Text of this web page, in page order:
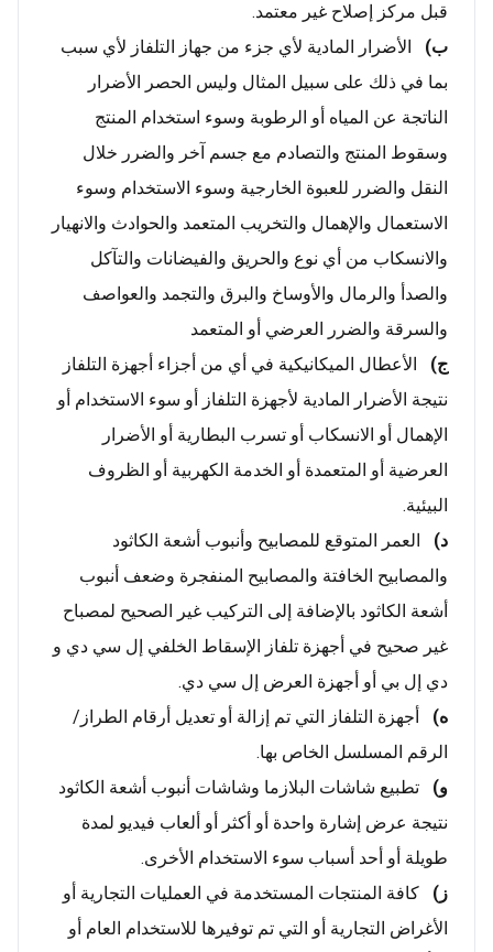
قبل مركز إصلاح غير معتمد.
ب)
الأضرار المادية لأي جزء من جهاز التلفاز لأي سبب
بما في ذلك على سبيل المثال وليس الحصر الأضرار
الناتجة عن المياه أو الرطوبة وسوء استخدام المنتج
وسقوط المنتج والتصادم مع جسم آخر والضرر خلال
النقل والضرر للعبوة الخارجية وسوء الاستخدام وسوء
الاستعمال والإهمال والتخريب المتعمد والحوادث والانهيار
والانسكاب من أي نوع والحريق والفيضانات والتآكل
والصدأ والرمال والأوساخ والبرق والتجمد والعواصف
والسرقة والضرر العرضي أو المتعمد
ج)
الأعطال الميكانيكية في أي من أجزاء أجهزة التلفاز
نتيجة الأضرار المادية لأجهزة التلفاز أو سوء الاستخدام أو
الإهمال أو الانسكاب أو تسرب البطارية أو الأضرار
العرضية أو المتعمدة أو الخدمة الكهربية أو الظروف
البيئية.
د)
العمر المتوقع للمصابيح وأنبوب أشعة الكاثود
والمصابيح الخافتة والمصابيح المنفجرة وضعف أنبوب
أشعة الكاثود بالإضافة إلى التركيب غير الصحيح لمصباح
غير صحيح في أجهزة تلفاز الإسقاط الخلفي إل سي دي و
دي إل بي أو أجهزة العرض إل سي دي.
ه)
أجهزة التلفاز التي تم إزالة أو تعديل أرقام الطراز/
الرقم المسلسل الخاص بها.
و)
تطبيع شاشات البلازما وشاشات أنبوب أشعة الكاثود
نتيجة عرض إشارة واحدة أو أكثر أو ألعاب فيديو لمدة
طويلة أو أحد أسباب سوء الاستخدام الأخرى.
ز)
كافة المنتجات المستخدمة في العمليات التجارية أو
الأغراض التجارية أو التي تم توفيرها للاستخدام العام أو